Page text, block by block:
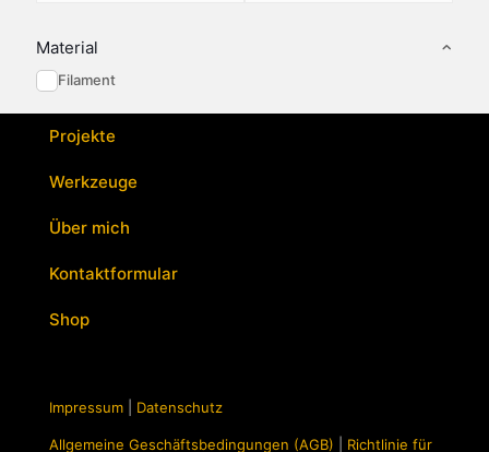
Material
Filament
Projekte
Werkzeuge
Über mich
Kontaktformular
Shop
Impressum Datenschutz
Allgemeine Geschäftsbedingungen (AGB) Richtlinie für